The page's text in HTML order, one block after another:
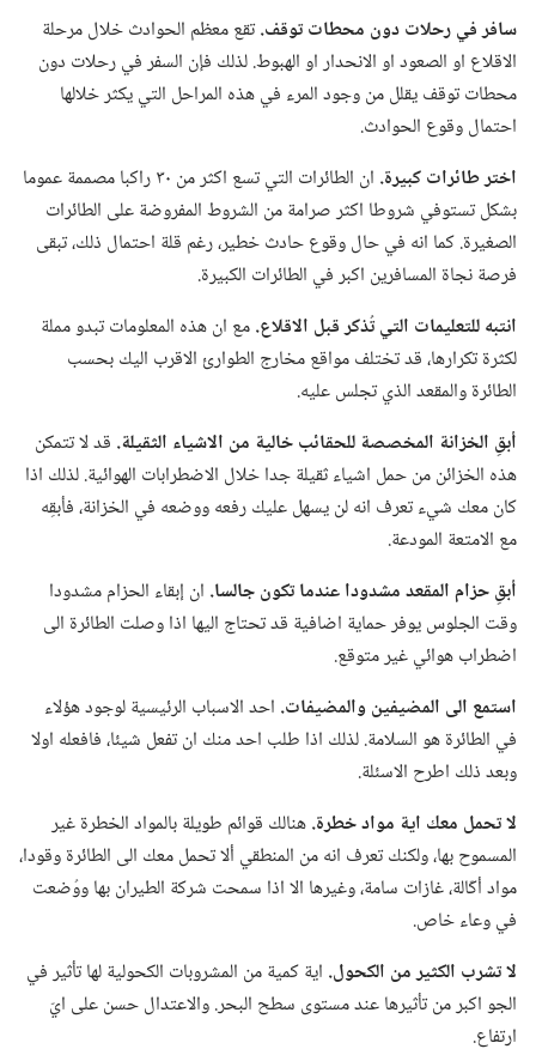
سافرفيرحلات دون محطات توقف.‏تقع معظم الحوادث خلال مرحلة
الاقلاع او الصعود او الانحدار او الهبوط.‏ لذلك فإن السفر في رحلات دون
محطات توقف يقلل من وجود المرء في هذه المراحل التي يكثر خلالها
احتمال وقوع الحوادث.‏
اختر طائرات كبيرة.‏
ان الطائرات التي تسع اكثر من ٣٠ راكبا مصممة عموما
بشكل تستوفي شروطا اكثر صرامة من الشروط المفروضة على الطائرات
الصغيرة.‏ كما انه في حال وقوع حادث خطير،‏ رغم قلة احتمال ذلك،‏ تبقى
فرصة نجاة المسافرين اكبر في الطائرات الكبيرة.‏
انتبه للتعليمات التي تُذكر قبل الاقلاع.‏مع ان هذه المعلومات تبدو مملة
لكثرة تكرارها،‏ قد تختلف مواقع مخارج الطوارئ الاقرب اليك بحسب
الطائرة والمقعد الذي تجلس عليه.‏
أبقِ الخزانة المخصصة للحقائب خالية من الاشياء الثقيلة.‏ قد لا تتمكن
هذه الخزائن من حمل اشياء ثقيلة جدا خلال الاضطرابات الهوائية.‏ لذلك اذا
كان معك شيء تعرف انه لن يسهل عليك رفعه ووضعه في الخزانة،‏ فأبقِه
مع الامتعة المودعة.‏
أبقِ حزام المقعد مشدودا عندما تكون جالسا.‏ ان إبقاء الحزام مشدودا
وقت الجلوس يوفر حماية اضافية قد تحتاج اليها اذا وصلت الطائرة الى
اضطراب هوائي غير متوقع.‏
استمع الى المضيفين والمضيفات.‏ احد الاسباب الرئيسية لوجود هؤلاء
في الطائرة هو السلامة.‏ لذلك اذا طلب احد منك ان تفعل شيئا،‏ فافعله اولا
وبعد ذلك اطرح الاسئلة.‏
لا تحمل معك اية مواد خطرة.‏هنالك قوائم طويلة بالمواد الخطرة غير
المسموح بها،‏ ولكنك تعرف انه من المنطقي ألا تحمل معك الى الطائرة وقودا،‏
مواد أكّالة،‏ غازات سامة،‏ وغيرها الا اذا سمحت شركة الطيران بها ووُضعت
في وعاء خاص.‏
لا تشرب الكثير من الكحول.‏ اية كمية من المشروبات الكحولية لها تأثير في
الجو اكبر من تأثيرها عند مستوى سطح البحر.‏ والاعتدال حسن على ايّ
ارتفاع.‏